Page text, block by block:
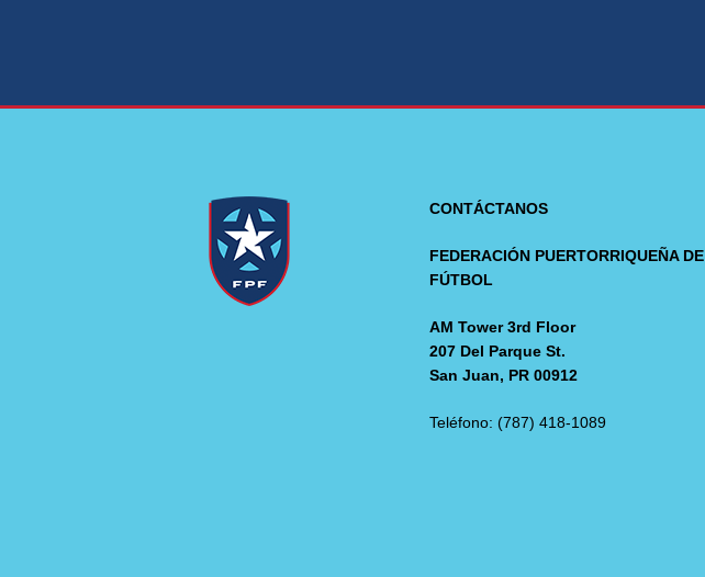
CONTÁCTANOS
FEDERACIÓN PUERTORRIQUEÑA DE
FÚTBOL
AM Tower 3rd Floor
207 Del Parque St.
San Juan, PR 00912
Teléfono: (787) 418-1089